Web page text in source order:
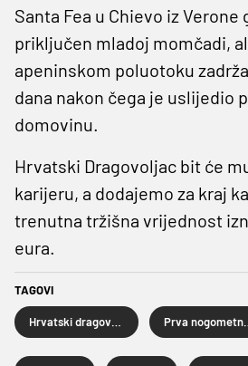
Santa Fea u Chievo iz Verone
priključen mladoj momčadi,
apeninskom poluotoku
dana nakon čega je uslijedio
domovinu.
Hrvatski Dragovoljac bit će
karijeru, a dodajemo za kraj
trenutna tržišna vrijednost
eura.
TAGOVI